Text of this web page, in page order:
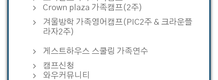
Crown plaza 가족캠프(2주)
겨울방학 가족영어캠프(PIC2주 & 크라운플
라자2주)
게스트하우스 스쿨링 가족연수
캠프신청
와우커뮤니티